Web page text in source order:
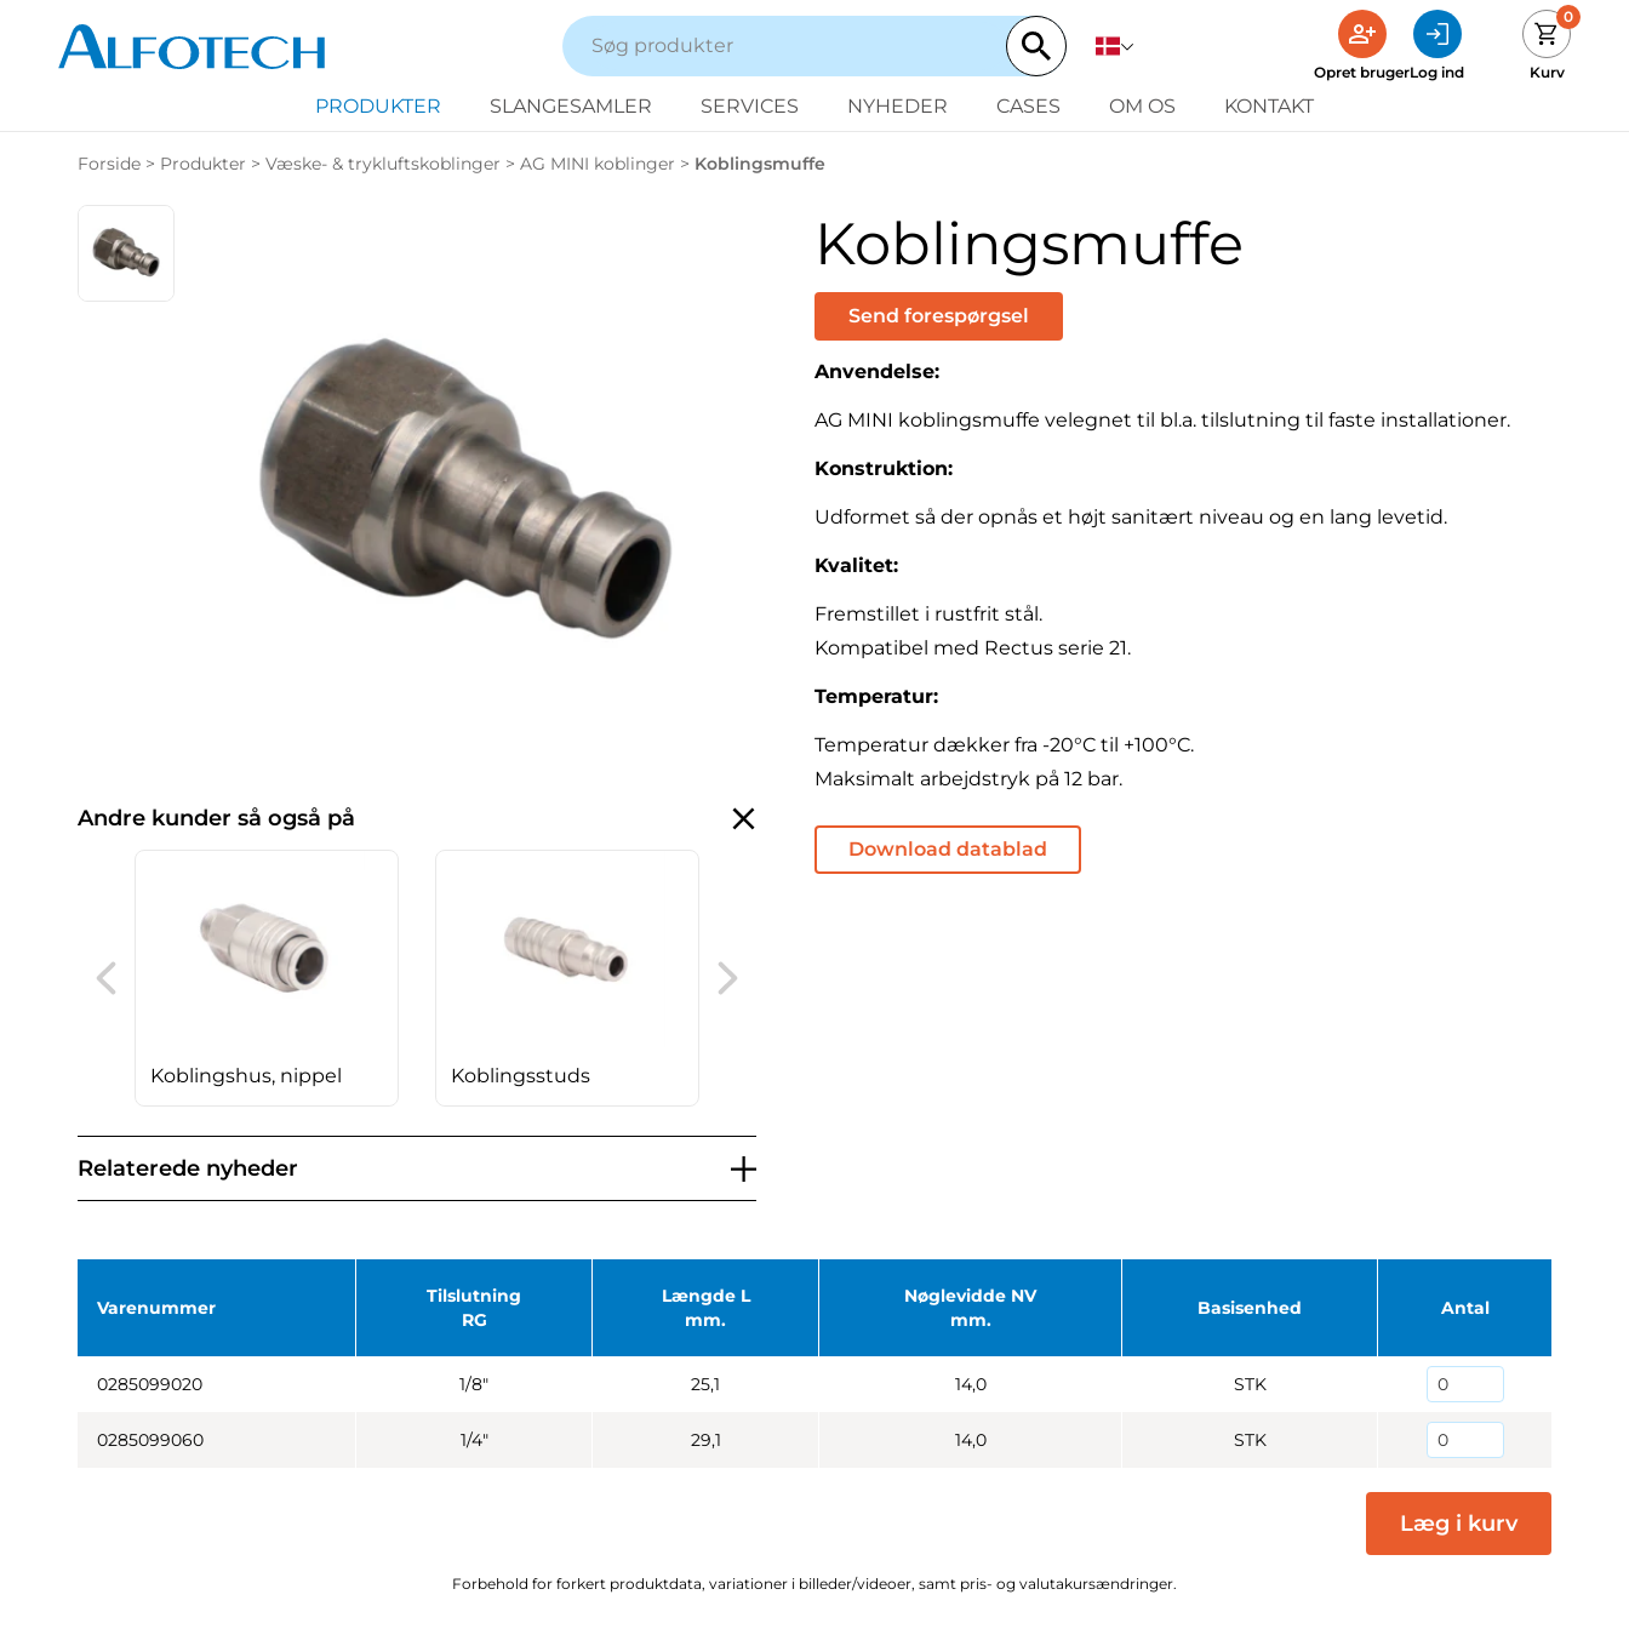
Opret brugerLog ind
0
Kurv
PRODUKTER SLANGESAMLER SERVICES NYHEDER CASES OM OS KONTAKT
Forside > Produkter > Væske- & trykluftskoblinger > AG MINI koblinger > Koblingsmuffe
Andre kunder så også på
Koblingshus, nippel Koblingsstuds
Relaterede nyheder
Koblingsmuffe
Send forespørgsel
Anvendelse:
AG MINI koblingsmuffe velegnet til bl.a. tilslutning til faste installationer.
Konstruktion:
Udformet så der opnås et højt sanitært niveau og en lang levetid.
Kvalitet:
Fremstillet i rustfrit stål.
Kompatibel med Rectus serie 21.
Temperatur:
Temperatur dækker fra -20°C til +100°C.
Maksimalt arbejdstryk på 12 bar.
Download datablad
Varenummer
Tilslutning
RG
Længde L
mm.
Nøglevidde NV
mm.
Basisenhed Antal
0285099020 1/8" 25,1 14,0 STK
0285099060 1/4" 29,1 14,0 STK
Læg i kurv
Forbehold for forkert produktdata, variationer i billeder/videoer, samt pris- og valutakursændringer.